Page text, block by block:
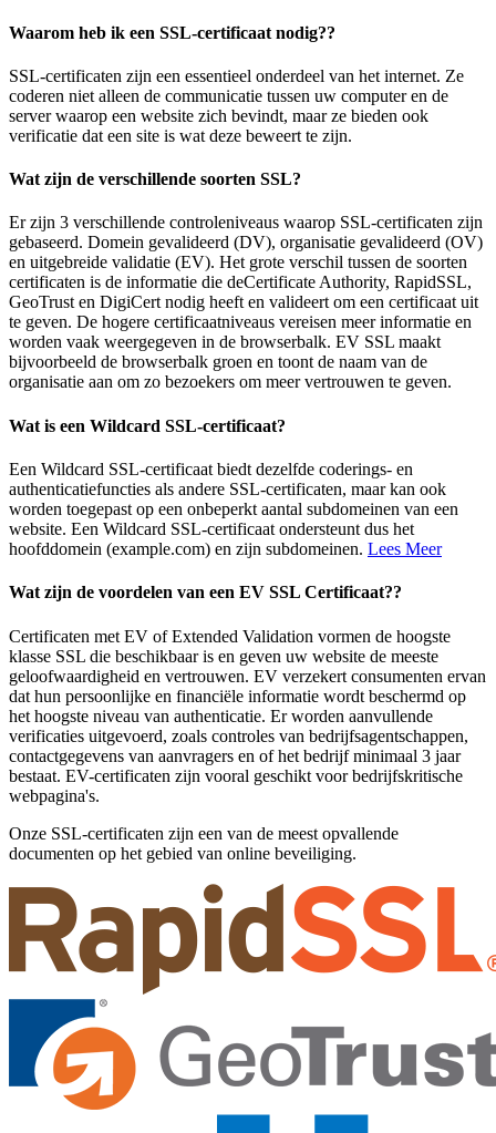
Waarom heb ik een SSL-certificaat nodig??
SSL-certificaten zijn een essentieel onderdeel van het internet. Ze
coderen niet alleen de communicatie tussen uw computer en de
server waarop een website zich bevindt, maar ze bieden ook
verificatie dat een site is wat deze beweert te zijn.
Wat zijn de verschillende soorten SSL?
Er zijn 3 verschillende controleniveaus waarop SSL-certificaten zijn
gebaseerd. Domein gevalideerd (DV), organisatie gevalideerd (OV)
en uitgebreide validatie (EV). Het grote verschil tussen de soorten
certificaten is de informatie die deCertificate Authority, RapidSSL,
GeoTrust en DigiCert nodig heeft en valideert om een certificaat uit
te geven. De hogere certificaatniveaus vereisen meer informatie en
worden vaak weergegeven in de browserbalk. EV SSL maakt
bijvoorbeeld de browserbalk groen en toont de naam van de
organisatie aan om zo bezoekers om meer vertrouwen te geven.
Wat is een Wildcard SSL-certificaat?
Een Wildcard SSL-certificaat biedt dezelfde coderings- en
authenticatiefuncties als andere SSL-certificaten, maar kan ook
worden toegepast op een onbeperkt aantal subdomeinen van een
website. Een Wildcard SSL-certificaat ondersteunt dus het
hoofddomein (example.com) en zijn subdomeinen. Lees Meer
Wat zijn de voordelen van een EV SSL Certificaat??
Certificaten met EV of Extended Validation vormen de hoogste
klasse SSL die beschikbaar is en geven uw website de meeste
geloofwaardigheid en vertrouwen. EV verzekert consumenten ervan
dat hun persoonlijke en financiële informatie wordt beschermd op
het hoogste niveau van authenticatie. Er worden aanvullende
verificaties uitgevoerd, zoals controles van bedrijfsagentschappen,
contactgegevens van aanvragers en of het bedrijf minimaal 3 jaar
bestaat. EV-certificaten zijn vooral geschikt voor bedrijfskritische
webpagina's.
Onze SSL-certificaten zijn een van de meest opvallende
documenten op het gebied van online beveiliging.